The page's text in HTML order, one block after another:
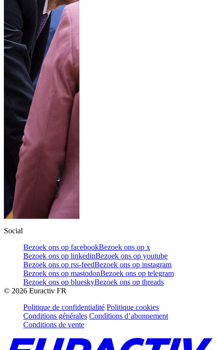
Social
Bezoek ons op facebookBezoek ons op x
Bezoek ons op linkedinBezoek ons op youtube
Bezoek ons op rss-feedBezoek ons op instagram
Bezoek ons op mastodonBezoek ons op telegram
Bezoek ons op blueskyBezoek ons op threads
© 2026 Euractiv FR
Politique de confidentialité Politique cookies
Conditions générales Conditions d’abonnement
Conditions de vente